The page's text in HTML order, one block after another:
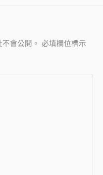
會公開。 必填欄位標示